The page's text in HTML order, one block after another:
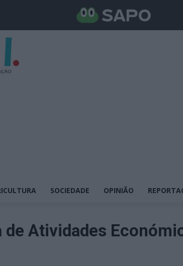
SOCIEDADE OPINIÃO
Atividades